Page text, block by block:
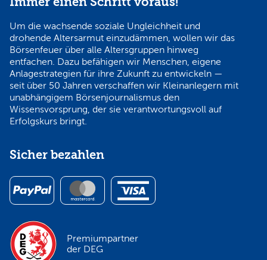
Um die wachsende soziale Ungleichheit und
drohende Altersarmut einzudämmen, wollen wir das
Börsenfeuer über alle Altersgruppen hinweg
entfachen. Dazu befähigen wir Menschen, eigene
Anlagestrategien für ihre Zukunft zu entwickeln —
seit über 50 Jahren verschaffen wir Kleinanlegern mit
unabhängigem Börsenjournalismus den
Wissensvorsprung, der sie verantwortungsvoll auf
Erfolgskurs bringt.
Sicher bezahlen
Premiumpartner
der DEG